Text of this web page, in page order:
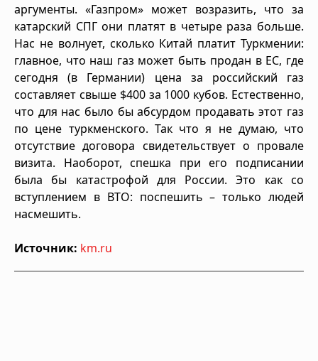
аргументы. «Газпром» может возразить, что за
катарский СПГ они платят в четыре раза больше.
Нас не волнует, сколько Китай платит Туркмении:
главное, что наш газ может быть продан в ЕС, где
сегодня (в Германии) цена за российский газ
составляет свыше $400 за 1000 кубов. Естественно,
что для нас было бы абсурдом продавать этот газ
по цене туркменского. Так что я не думаю, что
отсутствие договора свидетельствует о провале
визита. Наоборот, спешка при его подписании
была бы катастрофой для России. Это как со
вступлением в ВТО: поспешить – только людей
насмешить.
Источник: km.ru